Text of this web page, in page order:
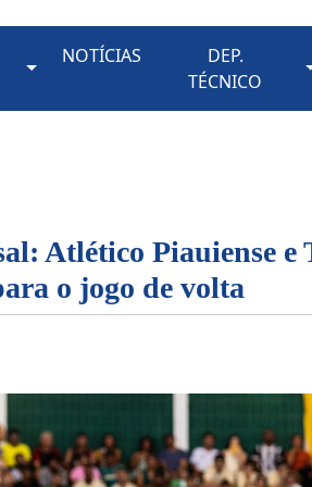
Toggle Dropdown
NOTÍCIAS
DEP.
TÉCNICO
Atlético Piauiense
o jogo de volta